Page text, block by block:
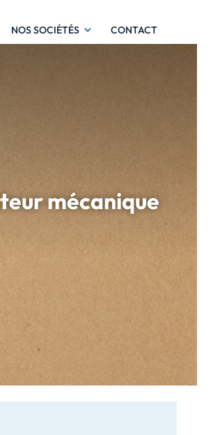
NOS SOCIÉTÉS CONTACT
mécanique